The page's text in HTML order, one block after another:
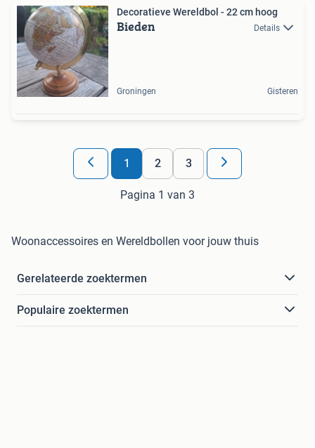
Decoratieve Wereldbol - 22 cm hoog
Bieden Details
Groningen Gisteren
1 2 3
Pagina 1 van 3
Woonaccessoires en Wereldbollen voor jouw thuis
Gerelateerde zoektermen
Populaire zoektermen